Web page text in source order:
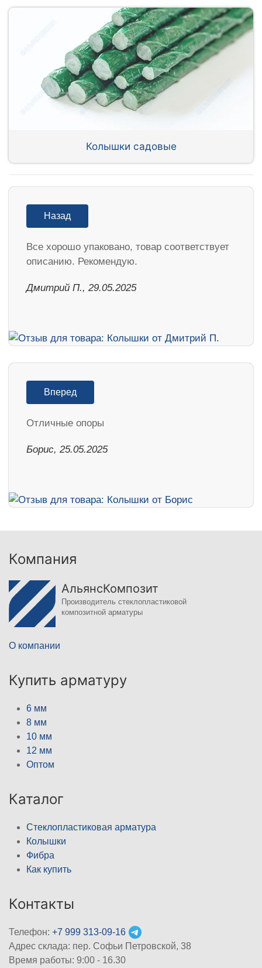
Колышки садовые
Назад
Все хорошо упаковано, товар соответствует
описанию. Рекомендую.
Дмитрий П., 29.05.2025
Вперед
Отличные опоры
Борис, 25.05.2025
Компания
АльянсКомпозит
Производитель стеклопластиковой
композитной арматуры
О компании
Купить арматуру
6 мм
8 мм
10 мм
12 мм
Оптом
Каталог
Стеклопластиковая арматура
Колышки
Фибра
Как купить
Контакты
Телефон: +7 999 313-09-16
Адрес склада: пер. Софьи Петровской, 38
Время работы: 9:00 - 16.30